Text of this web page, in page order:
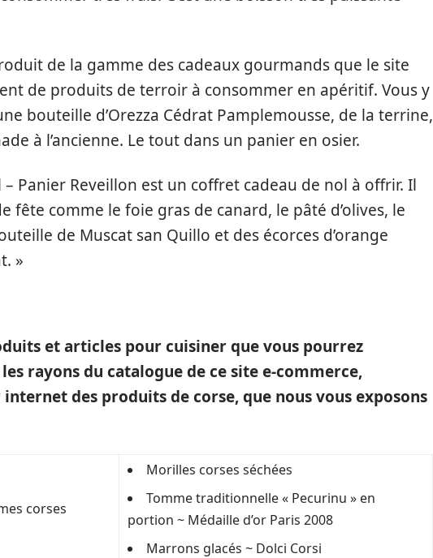
de la gamme des cadeaux gourmands que le site
de produits de terroir à consommer en apéritif. Vous y
bouteille d’Orezza Cédrat Pamplemousse, de la terrine,
à l’ancienne. Le tout dans un panier en osier.
Panier Reveillon est un coffret cadeau de nol à offrir. Il
fête comme le foie gras de canard, le pâté d’olives, le
de Muscat san Quillo et des écorces d’orange
»
et articles pour cuisiner que vous pourrez
rayons du catalogue de ce site e-commerce,
des produits de corse, que nous vous exposons
corses
Morilles corses séchées
Tomme traditionnelle « Pecurinu » en
portion ~ Médaille d’or Paris 2008
Marrons glacés ~ Dolci Corsi